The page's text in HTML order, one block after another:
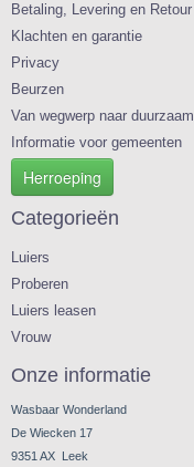
Betaling, Levering en Retour
Klachten en garantie
Privacy
Beurzen
Van wegwerp naar duurzaam
Informatie voor gemeenten
Herroeping
Categorieën
Luiers
Proberen
Luiers leasen
Vrouw
Onze informatie
Wasbaar Wonderland
De Wiecken 17
9351 AX Leek